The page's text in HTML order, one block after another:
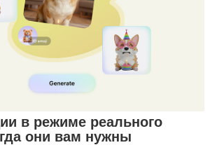
в режиме реального
они вам нужны